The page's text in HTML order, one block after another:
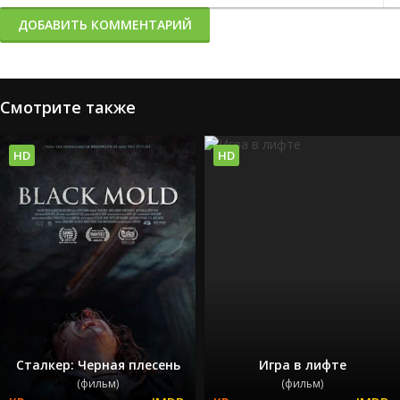
ДОБАВИТЬ КОММЕНТАРИЙ
Смотрите также
Сталкер: Черная плесень
(фильм)
HD
Игра в лифте
(фильм)
HD